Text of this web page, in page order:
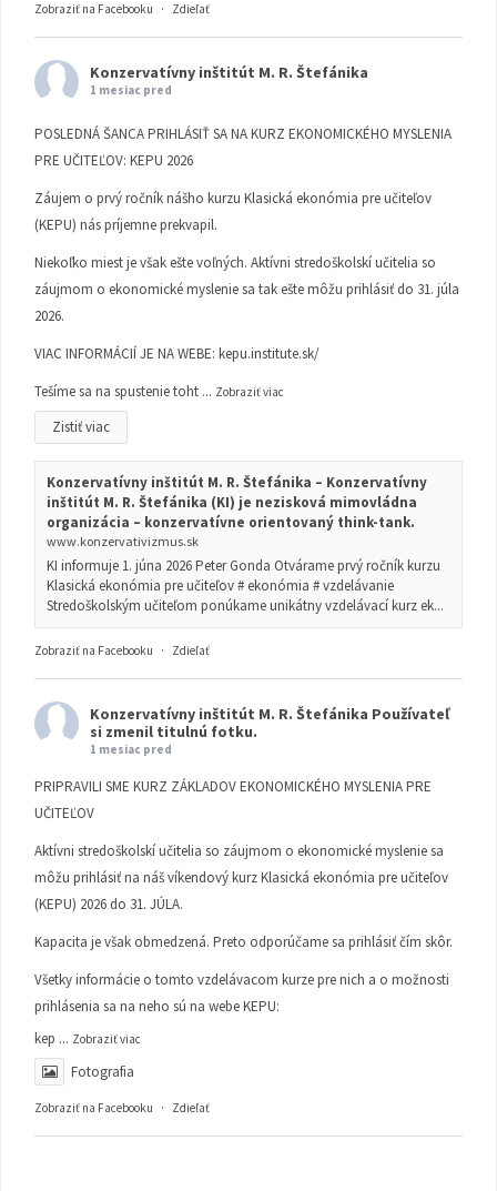
Zobraziť na Facebooku · Zdieľať
Konzervatívny inštitút M. R. Štefánika
1 mesiac pred
POSLEDNÁ ŠANCA PRIHLÁSIŤ SA NA KURZ EKONOMICKÉHO MYSLENIA
PRE UČITEĽOV: KEPU 2026
Záujem o prvý ročník nášho kurzu Klasická ekonómia pre učiteľov
(KEPU) nás príjemne prekvapil.
Niekoľko miest je však ešte voľných. Aktívni stredoškolskí učitelia so
záujmom o ekonomické myslenie sa tak ešte môžu prihlásiť do 31. júla
2026.
VIAC INFORMÁCIÍ JE NA WEBE: kepu.institute.sk/
Tešíme sa na spustenie toht ... Zobraziť viac
Zistiť viac
Konzervatívny inštitút M. R. Štefánika – Konzervatívny
inštitút M. R. Štefánika (KI) je nezisková mimovládna
organizácia – konzervatívne orientovaný think-tank.
www.konzervativizmus.sk
KI informuje 1. júna 2026 Peter Gonda Otvárame prvý ročník kurzu
Klasická ekonómia pre učiteľov # ekonómia # vzdelávanie
Stredoškolským učiteľom ponúkame unikátny vzdelávací kurz ek...
Zobraziť na Facebooku · Zdieľať
Konzervatívny inštitút M. R. Štefánika Používateľ
si zmenil titulnú fotku.
1 mesiac pred
PRIPRAVILI SME KURZ ZÁKLADOV EKONOMICKÉHO MYSLENIA PRE
UČITEĽOV
Aktívni stredoškolskí učitelia so záujmom o ekonomické myslenie sa
môžu prihlásiť na náš víkendový kurz Klasická ekonómia pre učiteľov
(KEPU) 2026 do 31. JÚLA.
Kapacita je však obmedzená. Preto odporúčame sa prihlásiť čím skôr.
Všetky informácie o tomto vzdelávacom kurze pre nich a o možnosti
prihlásenia sa na neho sú na webe KEPU:
kep ... Zobraziť viac
Fotografia
Zobraziť na Facebooku · Zdieľať